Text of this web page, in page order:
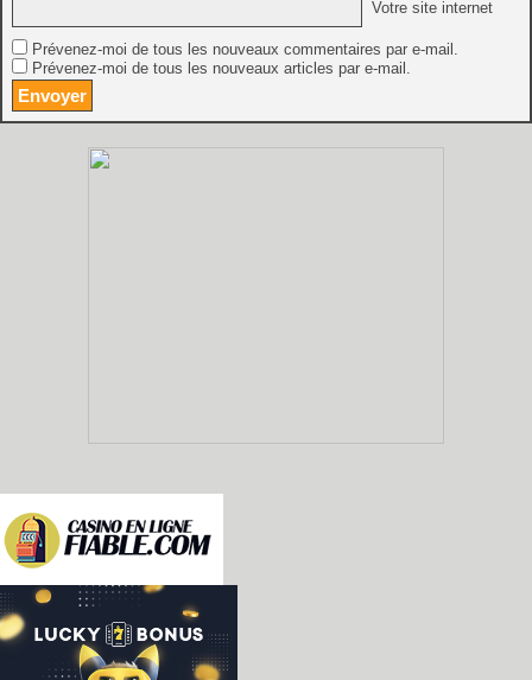
Votre site internet
Prévenez-moi de tous les nouveaux commentaires par e-mail.
Prévenez-moi de tous les nouveaux articles par e-mail.